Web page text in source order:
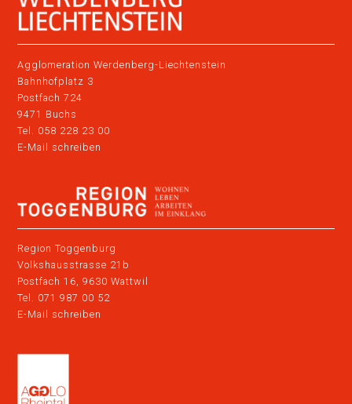
Agglomeration Werdenberg-Liechtenstein
Bahnhofplatz 3
Postfach 724
9471 Buchs
Tel. 058 228 23 00
E-Mail schreiben
Region Toggenburg
Volkshausstrasse 21b
Postfach 16, 9630 Wattwil
Tel. 071 987 00 52
E-Mail schreiben